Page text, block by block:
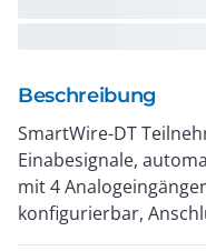
Beschreibung
SmartWire-DT
Einabesignale,
mit 4
konfigurierbar,